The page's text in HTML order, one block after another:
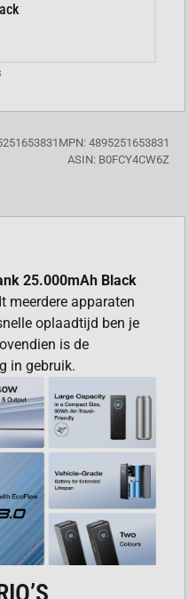
MPN: 4895251653831
ASIN: B0FCY4CW6Z
25.000mAh Black
meerdere apparaten
oplaadtijd ben je
is de
in gebruik.